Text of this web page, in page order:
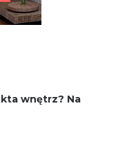
wnętrz? Na